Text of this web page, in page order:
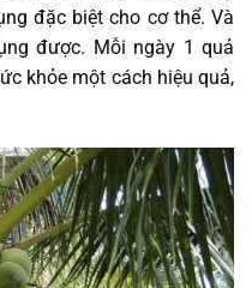
đặc biệt cho cơ thể. Và
được. Mỗi ngày 1 quả
khỏe một cách hiệu quả,